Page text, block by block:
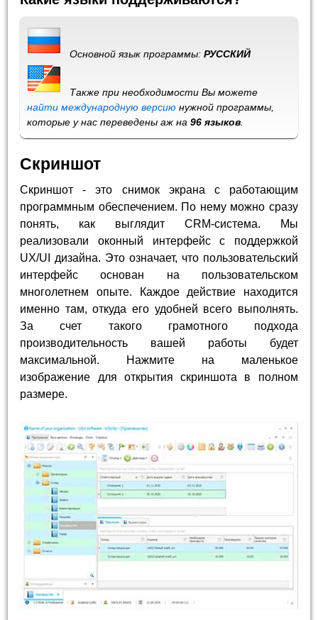
Основной язык программы:РУССКИЙ
Также при необходимости Вы можете
найти международную версию нужной программы,
которые у нас переведены аж на96 языков
Скриншот
Скриншот - это снимок экрана с работающим
программным обеспечением. По нему можно сразу
понять, как выглядит CRM-система. Мы
реализовали оконный интерфейс с поддержкой
UX/UI дизайна. Это означает, что пользовательский
интерфейс основан на пользовательском
многолетнем опыте. Каждое действие находится
именно там, откуда его удобней всего выполнять.
За счет такого грамотного подхода
производительность вашей работы будет
максимальной. Нажмите на маленькое
изображение для открытия скриншота в полном
размере.